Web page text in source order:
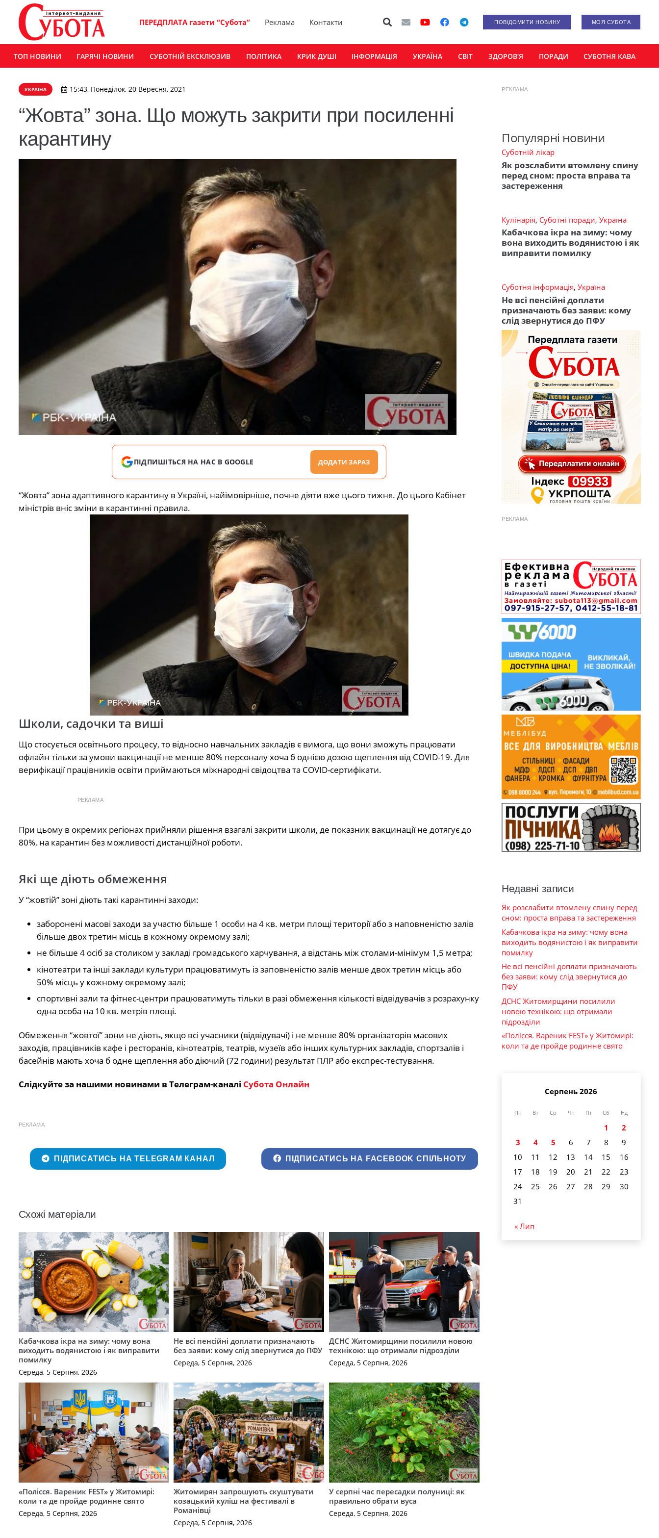
ПЕРЕДПЛАТА газети “Субота” Реклама Контакти ПОВІДОМИТИ НОВИНУ МОЯ СУБОТА
ТОП НОВИНИ ГАРЯЧІ НОВИНИ СУБОТНІЙ ЕКСКЛЮЗИВ ПОЛІТИКА КРИК ДУШІ ІНФОРМАЦІЯ УКРАЇНА СВІТ ЗДОРОВ’Я ПОРАДИ СУБОТНЯ КАВА
УКРАЇНА 15:43, Понеділок, 20 Вересня, 2021
“Жовта” зона. Що можуть закрити при посиленні
карантину
ПІДПИШІТЬСЯ НА НАС В GOOGLE ДОДАТИ ЗАРАЗ
“Жовта” зона адаптивного карантину в Україні, найімовірніше, почне діяти вже цього тижня. До цього Кабінет
міністрів вніс зміни в карантинні правила.
Школи, садочки та виші
Що стосується освітнього процесу, то відносно навчальних закладів є вимога, що вони зможуть працювати
офлайн тільки за умови вакцинації не менше 80% персоналу хоча б однією дозою щеплення від COVID-19. Для
верифікації працівників освіти приймаються міжнародні свідоцтва та COVID-сертифікати.
РЕКЛАМА
При цьому в окремих регіонах прийняли рішення взагалі закрити школи, де показник вакцинації не дотягує до
80%, на карантин без можливості дистанційної роботи.
Які ще діють обмеження
У “жовтій” зоні діють такі карантинні заходи:
заборонені масові заходи за участю більше 1 особи на 4 кв. метри площі території або з наповненістю залів
більше двох третин місць в кожному окремому залі;
не більше 4 осіб за столиком у закладі громадського харчування, а відстань між столами-мінімум 1,5 метра;
кінотеатри та інші заклади культури працюватимуть із заповненістю залів менше двох третин місць або
50% місць у кожному окремому залі;
спортивні зали та фітнес-центри працюватимуть тільки в разі обмеження кількості відвідувачів з розрахунку
одна особа на 10 кв. метрів площі.
Обмеження “жовтої” зони не діють, якщо всі учасники (відвідувачі) і не менше 80% організаторів масових
заходів, працівників кафе і ресторанів, кінотеатрів, театрів, музеїв або інших культурних закладів, спортзалів і
басейнів мають хоча б одне щеплення або діючий (72 години) результат ПЛР або експрес-тестування.
Слідкуйте за нашими новинами в Телеграм-каналі Субота Онлайн
РЕКЛАМА
ПІДПИСАТИСЬ НА TELEGRAM КАНАЛ ПІДПИСАТИСЬ НА FACEBOOK СПІЛЬНОТУ
Схожі матеріали
Кабачкова ікра на зиму: чому вона
виходить водянистою і як виправити
помилку
Середа, 5 Серпня, 2026
Не всі пенсійні доплати призначають
без заяви: кому слід звернутися до ПФУ
Середа, 5 Серпня, 2026
ДСНС Житомирщини посилили новою
технікою: що отримали підрозділи
Середа, 5 Серпня, 2026
«Полісся. Вареник FEST» у Житомирі:
коли та де пройде родинне свято
Середа, 5 Серпня, 2026
Житомирян запрошують скуштувати
козацький куліш на фестивалі в
Романівці
Середа, 5 Серпня, 2026
У серпні час пересадки полуниці: як
правильно обрати вуса
Середа, 5 Серпня, 2026
РЕКЛАМА
Популярні новини
Суботній лікар
Як розслабити втомлену спину
перед сном: проста вправа та
застереження
Кулінарія, Суботні поради, Україна
Кабачкова ікра на зиму: чому
вона виходить водянистою і як
виправити помилку
Суботня інформація, Україна
Не всі пенсійні доплати
призначають без заяви: кому
слід звернутися до ПФУ
РЕКЛАМА
Недавні записи
Як розслабити втомлену спину перед
сном: проста вправа та застереження
Кабачкова ікра на зиму: чому вона
виходить водянистою і як виправити
помилку
Не всі пенсійні доплати призначають
без заяви: кому слід звернутися до
ПФУ
ДСНС Житомирщини посилили
новою технікою: що отримали
підрозділи
«Полісся. Вареник FEST» у Житомирі:
коли та де пройде родинне свято
Серпень 2026
Пн Вт Ср Чт Пт Сб Нд
1
2
3
4 5 6 7 8
9
10
11 12 13 14 15
16
17
18 19 20 21 22
23
24
25 26 27 28 29
30
31
« Лип